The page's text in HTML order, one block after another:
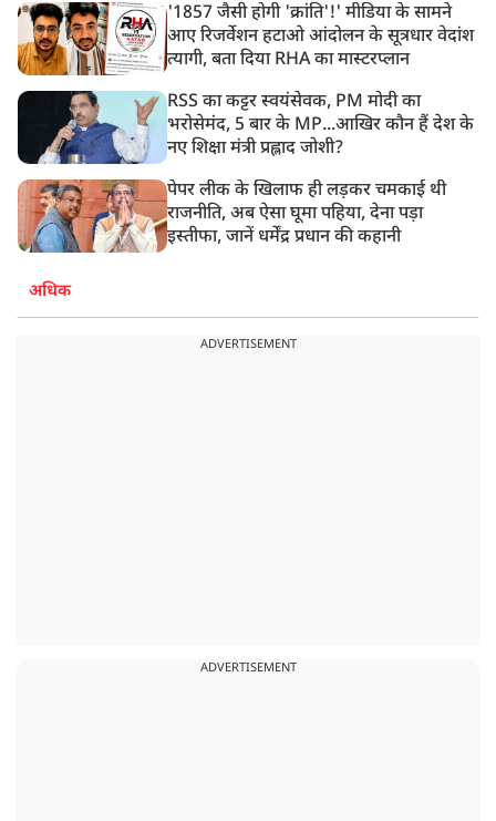
'1857 जैसी होगी 'क्रांति'!' मीडिया के सामने
आए रिजर्वेशन हटाओ आंदोलन के सूत्रधार वेदांश
त्यागी, बता दिया RHA का मास्टरप्लान
RSS का कट्टर स्वयंसेवक, PM मोदी का
भरोसेमंद, 5 बार के MP...आखिर कौन हैं देश के
नए शिक्षा मंत्री प्रह्लाद जोशी?
पेपर लीक के खिलाफ ही लड़कर चमकाई थी
राजनीति, अब ऐसा घूमा पहिया, देना पड़ा
इस्तीफा, जानें धर्मेंद्र प्रधान की कहानी
अधिक
ADVERTISEMENT
ADVERTISEMENT